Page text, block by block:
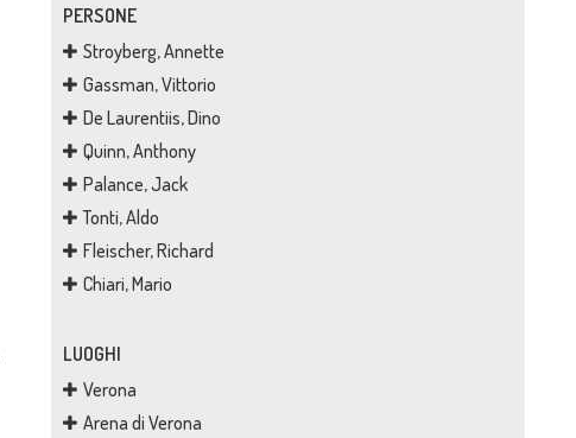
PERSONE
Stroyberg, Annette
Gassman, Vittorio
De Laurentiis, Dino
Quinn, Anthony
Palance, Jack
Tonti, Aldo
Fleischer, Richard
Chiari, Mario
LUOGHI
Verona
Arena di Verona